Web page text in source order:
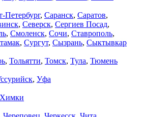
Петербург, Саранск, Саратов,
, Северск, Сергиев Посад,
, Смоленск, Сочи, Ставрополь,
, Сургут, Сызрань, Сыктывкар
, Тольятти, Томск, Тула, Тюмень
, Уфа
Химки